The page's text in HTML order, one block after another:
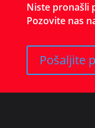
Niste pronašli
Pozovite nas
Pošaljite